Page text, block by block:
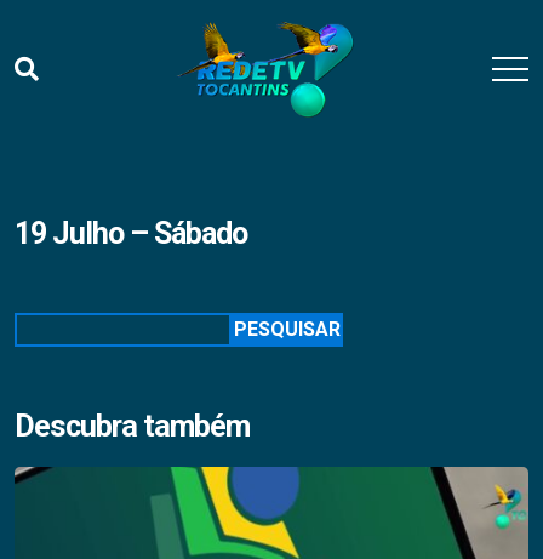
19 Julho – Sábado
PESQUISAR
Descubra também